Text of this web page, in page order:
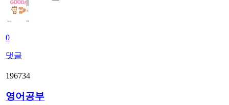
0
댓글
196734
영어공부